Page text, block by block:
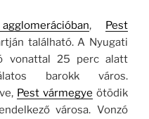
, Pest
található. A Nyugati
vonattal 25 perc alatt
barokk város.
Pest vármegye ötödik
városa. Vonzó